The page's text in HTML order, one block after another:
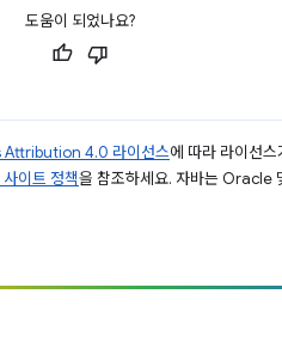
도움이 되었나요?
4.0 라이선스에 따라 라이선
이트 정책을 참조하세요. 자바는 Oracle